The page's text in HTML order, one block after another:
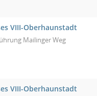
VIII-Oberhaunstadt
Mailinger Weg
VIII-Oberhaunstadt